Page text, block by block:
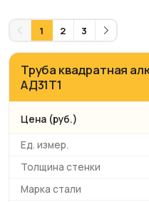
1 2 3
Труба квадратная
АД31Т1